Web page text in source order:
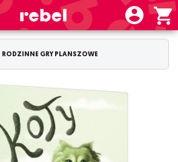
RODZINNE GRY PLANSZOWE